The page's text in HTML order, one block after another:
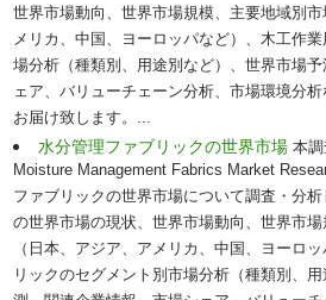
世界市場動向、世界市場規模、主要地域別
メリカ、中国、ヨーロッパなど）、木工作
場分析（種類別、用途別など）、世界市場
ェア、バリューチェーン分析、市場環境分
お届け致します。...
水分管理ファブリックの世界市場本
Moisture Management Fabrics Market
ファブリックの世界市場について調査・分
の世界市場の現状、世界市場動向、世界市
（日本、アジア、アメリカ、中国、ヨーロ
リックのセグメント別市場分析（種類別、